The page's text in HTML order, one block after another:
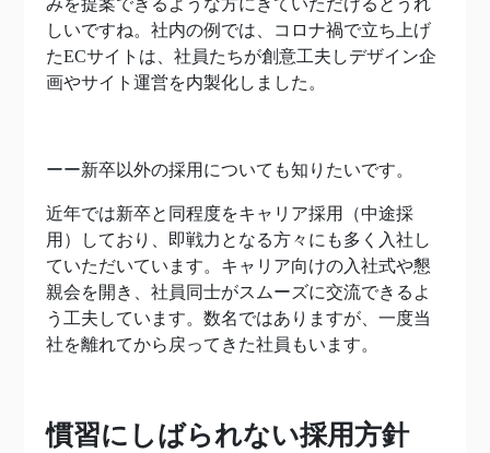
しいですね。社内の例では、コロナ禍で立ち上げ
たECサイトは、社員たちが創意工夫しデザイン企
画やサイト運営を内製化しました。
ーー新卒以外の採用についても知りたいです。
近年では新卒と同程度をキャリア採用（中途採
用）しており、即戦力となる方々にも多く入社し
ていただいています。キャリア向けの入社式や懇
親会を開き、社員同士がスムーズに交流できるよ
う工夫しています。数名ではありますが、一度当
社を離れてから戻ってきた社員もいます。
慣習にしばられない採用方針